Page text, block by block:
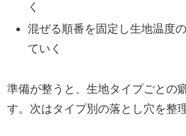
く
混ぜる順番を固定し生地温度
ていく
準備が整うと、生地タイプごとの
す。次はタイプ別の落とし穴を整